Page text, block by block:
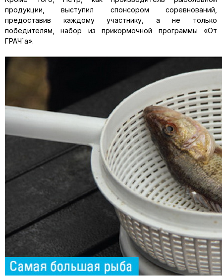
продукции, выступил спонсором соревнований,
предоставив каждому участнику, а не только
победителям, набор из прикормочной програм­мы «От
ГРАЧ`а».